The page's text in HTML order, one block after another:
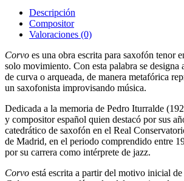
Descripción
Compositor
Valoraciones (0)
Corvo es una obra escrita para saxofón tenor
solo movimiento. Con esta palabra se designa
de curva o arqueada, de manera metafórica
un saxofonista improvisando música.
Dedicada a la memoria de Pedro Iturralde
y compositor español quien destacó por sus
catedrático de saxofón en el Real
de Madrid, en el periodo comprendido entre
por su carrera como intérprete de jazz.
Corvo está escrita a partir del motivo inicial